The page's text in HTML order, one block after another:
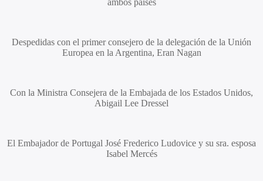
Despedidas con el primer consejero de la delegación de la Unión
Europea en la Argentina, Eran Nagan
Con la Ministra Consejera de la Embajada de los Estados Unidos,
Abigail Lee Dressel
El Embajador de Portugal José Frederico Ludovice y su sra. esposa
Isabel Mercés